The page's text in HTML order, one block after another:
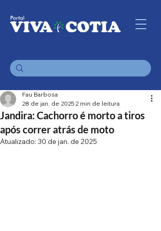
Jandira: Cachorro é morto a tiros
após correr atrás de moto
Fau Barbosa
28 de jan. de 2025 2 min de leitura
Atualizado: 30 de jan. de 2025